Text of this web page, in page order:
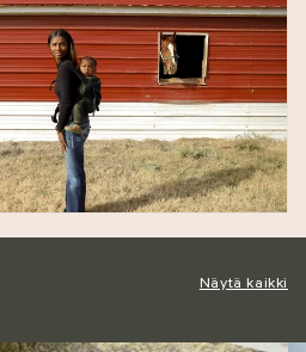
Näytä kaikki